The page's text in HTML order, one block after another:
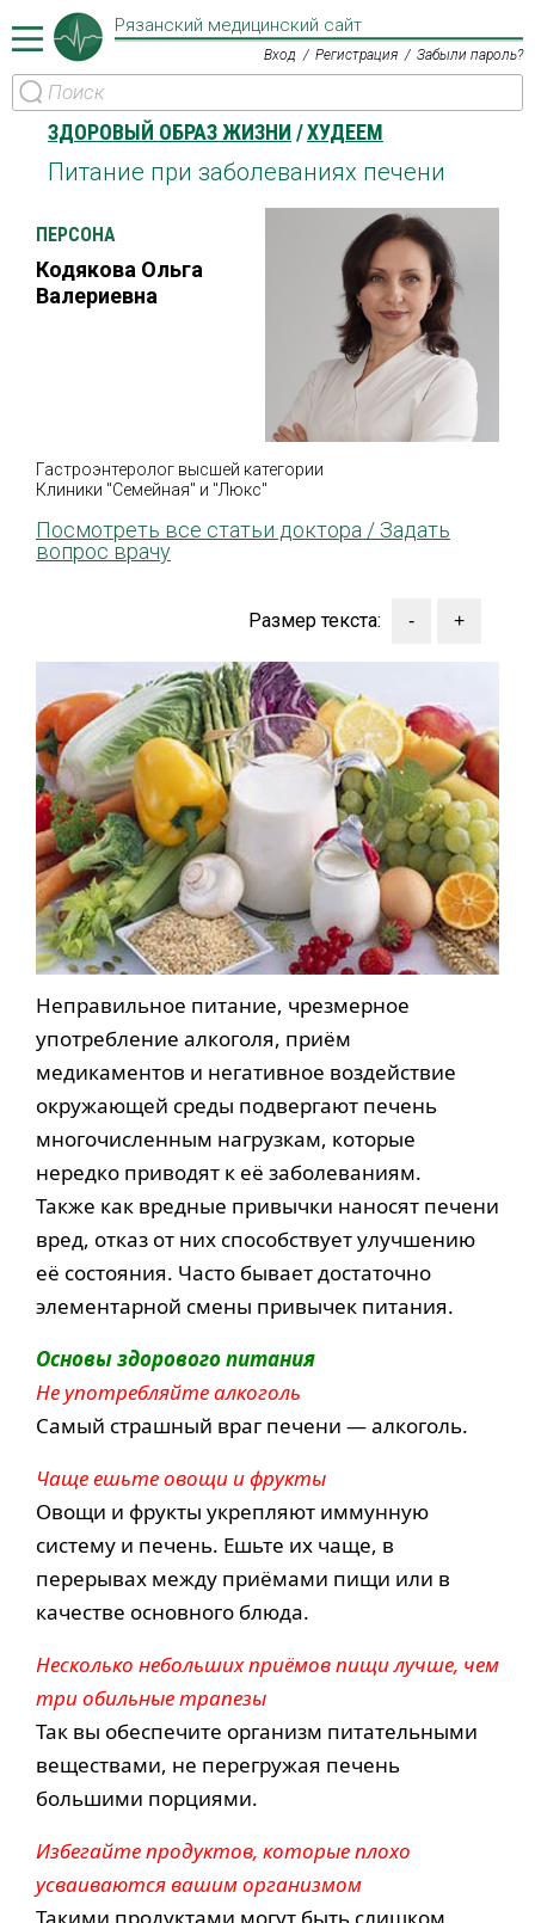
Рязанский медицинский сайт
Вход Регистрация Забыли пароль?
ЗДОРОВЫЙ ОБРАЗ ЖИЗНИ ХУДЕЕМ
Питание при заболеваниях печени
ПЕРСОНА
Кодякова Ольга
Валериевна
Гастроэнтеролог высшей категории
Клиники "Семейная" и "Люкс"
Посмотреть все статьи доктора / Задать
вопрос врачу
Размер текста:
Неправильное питание, чрезмерное
употребление алкоголя, приём
медикаментов и негативное воздействие
окружающей среды подвергают печень
многочисленным нагрузкам, которые
нередко приводят к её заболеваниям.
Также как вредные привычки наносят печени
вред, отказ от них способствует улучшению
её состояния. Часто бывает достаточно
элементарной смены привычек питания.
Основы здорового питания
Не употребляйте алкоголь
Самый страшный враг печени — алкоголь.
Чаще ешьте овощи и фрукты
Овощи и фрукты укрепляют иммунную
систему и печень. Ешьте их чаще, в
перерывах между приёмами пищи или в
качестве основного блюда.
Несколько небольших приёмов пищи лучше, чем
три обильные трапезы
Так вы обеспечите организм питательными
веществами, не перегружая печень
большими порциями.
Избегайте продуктов, которые плохо
усваиваются вашим организмом